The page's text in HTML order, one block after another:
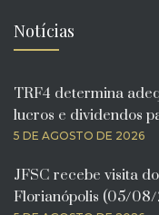
Notícias
TRF4 determina
lucros e dividendos
5 DE AGOSTO DE 2026
JFSC recebe visita
Florianópolis (05/